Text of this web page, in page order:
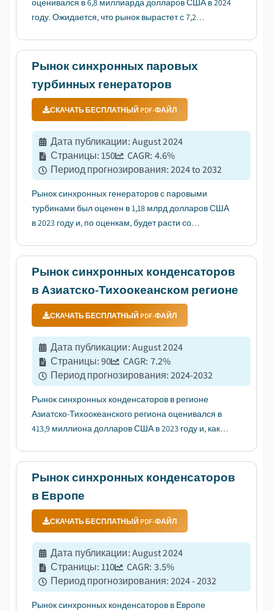
оценивался в 6,8 миллиарда долларов США в 2024
году. Ожидается, что рынок вырастет с 7,2
среднегодовом темпе роста (CAGR) 4,9%....
Рынок синхронных паровых
турбинных генераторов
СКАЧАТЬ БЕСПЛАТНЫЙ PDF-ФАЙЛ
Дата публикации:August 2024
Страницы:150 CAGR: 4.6%
Период прогнозирования:2024 to 2032
Рынок синхронных генераторов с паровыми
турбинами был оценен в 1,18 млрд долларов США
в 2023 году и, по оценкам, будет расти со
Рынок синхронных конденсаторов
в Азиатско-Тихоокеанском регионе
СКАЧАТЬ БЕСПЛАТНЫЙ PDF-ФАЙЛ
Дата публикации:August 2024
Страницы:90 CAGR: 7.2%
Период прогнозирования:2024-2032
Рынок синхронных конденсаторов в регионе
Азиатско-Тихоокеанского региона оценивался в
413,9 миллиона долларов США в 2023 году и, как
Рынок синхронных конденсаторов
в Европе
СКАЧАТЬ БЕСПЛАТНЫЙ PDF-ФАЙЛ
Дата публикации:August 2024
Страницы:110 CAGR: 3.5%
Период прогнозирования:2024 - 2032
Рынок синхронных конденсаторов в Европе